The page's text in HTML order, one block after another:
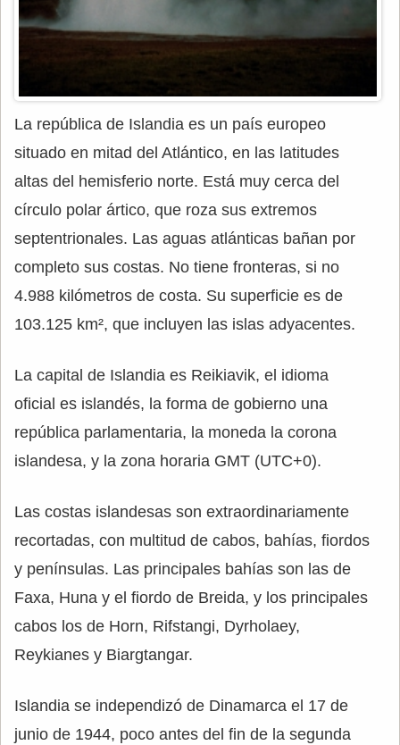
La república de Islandia es un país europeo
situado en mitad del Atlántico, en las latitudes
altas del hemisferio norte. Está muy cerca del
círculo polar ártico, que roza sus extremos
septentrionales. Las aguas atlánticas bañan por
completo sus costas. No tiene fronteras, si no
4.988 kilómetros de costa. Su superficie es de
103.125 km², que incluyen las islas adyacentes.
La capital de Islandia es Reikiavik, el idioma
oficial es islandés, la forma de gobierno una
república parlamentaria, la moneda la corona
islandesa, y la zona horaria GMT (UTC+0).
Las costas islandesas son extraordinariamente
recortadas, con multitud de cabos, bahías, fiordos
y penínsulas. Las principales bahías son las de
Faxa, Huna y el fiordo de Breida, y los principales
cabos los de Horn, Rifstangi, Dyrholaey,
Reykianes y Biargtangar.
Islandia se independizó de Dinamarca el 17 de
junio de 1944, poco antes del fin de la segunda